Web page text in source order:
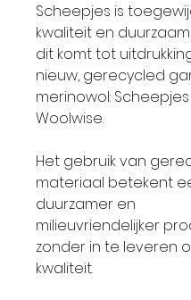
Scheepjes is
kwaliteit en
dit komt tot
nieuw, gerecycled
merinowol: Scheepjes
Woolwise.
Het gebruik van
materiaal betekent
duurzamer en
milieuvriendelijker
zonder in te leveren
kwaliteit.